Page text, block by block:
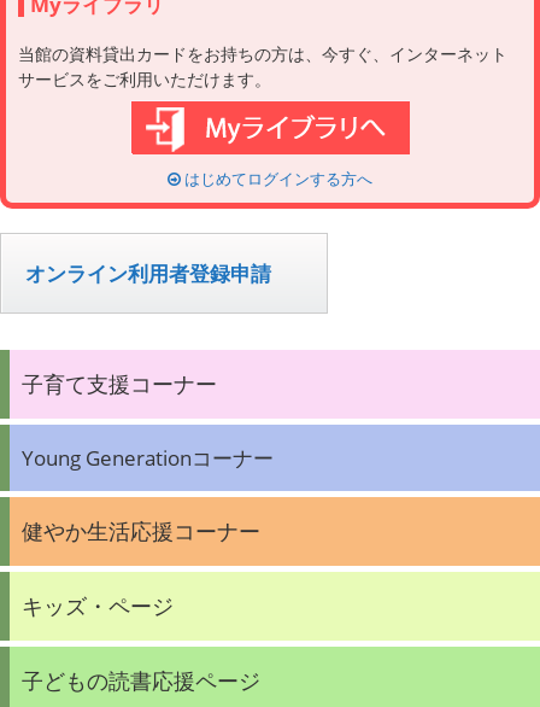
当館の資料貸出カードをお持ちの方は、今すぐ、インターネット
サービスをご利用いただけます。
はじめてログインする方へ
オンライン利用者登録申請
子育て支援コーナー
Young Generationコーナー
健やか生活応援コーナー
キッズ・ページ
子どもの読書応援ページ